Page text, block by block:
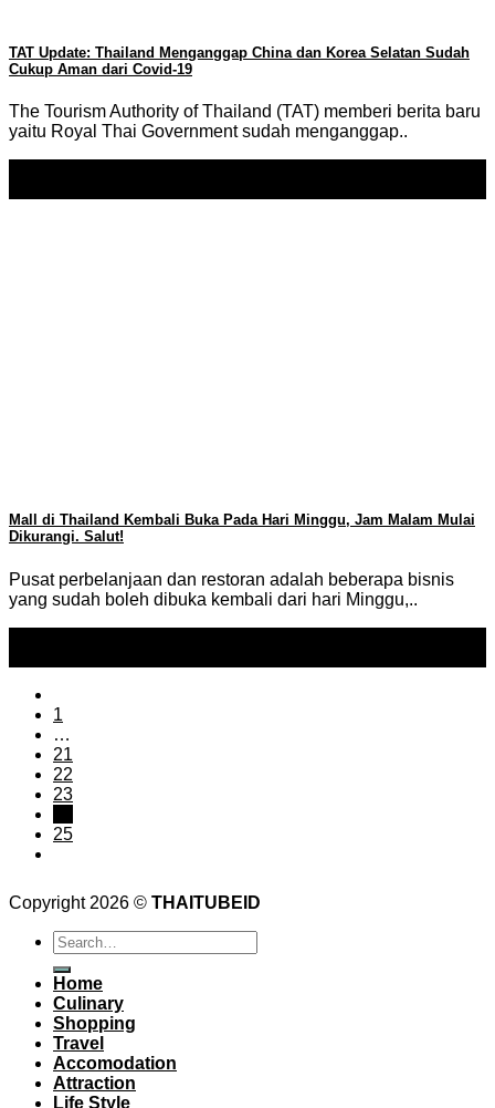
TAT Update: Thailand Menganggap China dan Korea Selatan Sudah
Cukup Aman dari Covid-19
The Tourism Authority of Thailand (TAT) memberi berita baru
yaitu Royal Thai Government sudah menganggap..
Mall di Thailand Kembali Buka Pada Hari Minggu, Jam Malam Mulai
Dikurangi. Salut!
Pusat perbelanjaan dan restoran adalah beberapa bisnis
yang sudah boleh dibuka kembali dari hari Minggu,..
1
…
21
22
23
25
Copyright 2026 © THAITUBEID
Home
Culinary
Shopping
Travel
Accomodation
Attraction
Life Style